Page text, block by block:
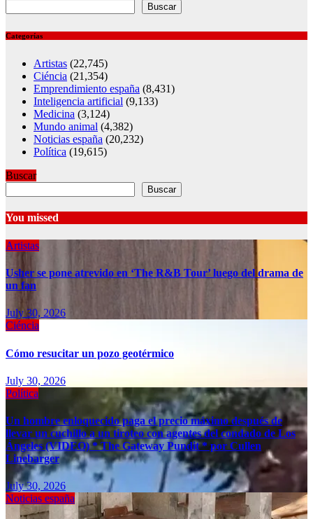
Buscar
Categorías
Artistas (22,745)
Ciéncia (21,354)
Emprendimiento españa (8,431)
Inteligencia artificial (9,133)
Medicina (3,124)
Mundo animal (4,382)
Noticias españa (20,232)
Política (19,615)
Buscar
Buscar
You missed
Artistas
Usher se pone atrevido en ‘The R&B Tour’ luego del drama de
un fan
July 30, 2026
Ciéncia
Cómo resucitar un pozo geotérmico
July 30, 2026
Política
Un hombre enloquecido paga el precio máximo después de
llevar un cuchillo a un tiroteo con agentes del condado de Los
Ángeles (VIDEO) * The Gateway Pundit * por Cullen
Linebarger
July 30, 2026
Noticias españa